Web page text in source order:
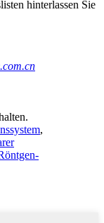
hinterlassen Sie
,